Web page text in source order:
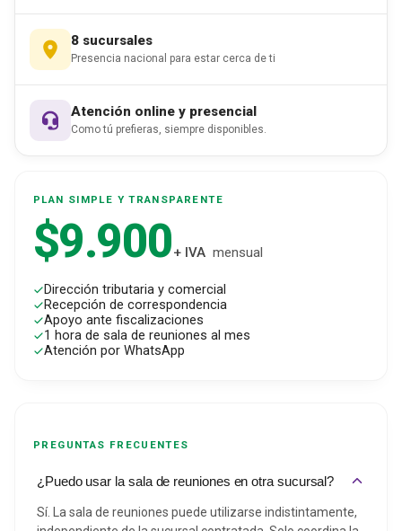
8 sucursales
Presencia nacional para estar cerca de ti
Atención online y presencial
Como tú prefieras, siempre disponibles.
PLAN SIMPLE Y TRANSPARENTE
$9.900+ IVA mensual
Dirección tributaria y comercial
Recepción de correspondencia
Apoyo ante fiscalizaciones
1 hora de sala de reuniones al mes
Atención por WhatsApp
PREGUNTAS FRECUENTES
¿Puedo usar la sala de reuniones en otra sucursal?
Sí. La sala de reuniones puede utilizarse indistintamente,